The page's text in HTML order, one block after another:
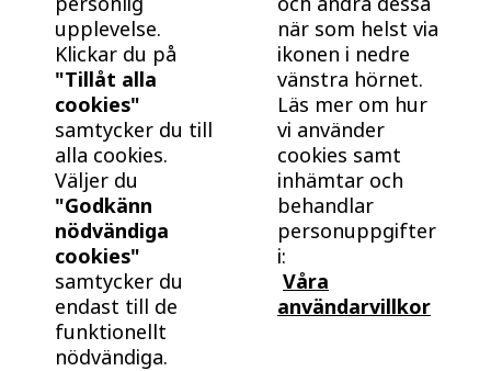
upplevelse.
Klickar du på
"Tillåt alla
cookies"
samtycker du till
alla cookies.
Väljer du
"Godkänn
nödvändiga
cookies"
samtycker du
endast till de
funktionellt
nödvändiga.
när som helst via
ikonen i nedre
vänstra hörnet.
Läs mer om hur
vi använder
cookies samt
inhämtar och
behandlar
personuppgifter
i:
Våra
användarvillkor